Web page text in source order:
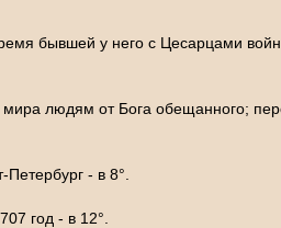
бывшей у него с Цесарцами
людям от Бога обещанного;
- в 8°.
год - в 12°.